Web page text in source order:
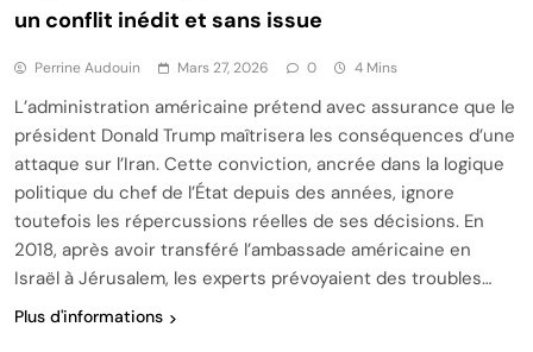
un conflit inédit et sans issue
Perrine Audouin Mars 27, 2026 0 4 Mins
L’administration américaine prétend avec assurance que le
président Donald Trump maîtrisera les conséquences d’une
attaque sur l’Iran. Cette conviction, ancrée dans la logique
politique du chef de l’État depuis des années, ignore
toutefois les répercussions réelles de ses décisions. En
2018, après avoir transféré l’ambassade américaine en
Israël à Jérusalem, les experts prévoyaient des troubles…
Plus d'informations